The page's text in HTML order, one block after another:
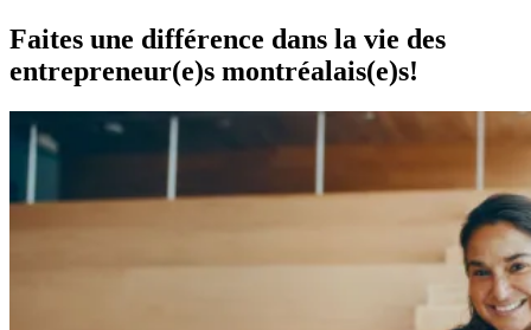
Faites une différence dans la vie des
entrepreneur(e)s montréalais(e)s!